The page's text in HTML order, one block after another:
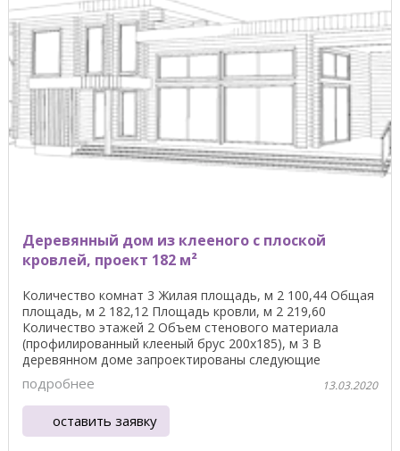
Деревянный дом из клееного с плоской
кровлей, проект 182 м²
Количество комнат 3 Жилая площадь, м 2 100,44 Общая
площадь, м 2 182,12 Площадь кровли, м 2 219,60
Количество этажей 2 Объем стенового материала
(профилированный клееный брус 200х185), м 3 В
деревянном доме запроектированы следующие
помещения: ...
подробнее 13.03.2020
оставить заявку